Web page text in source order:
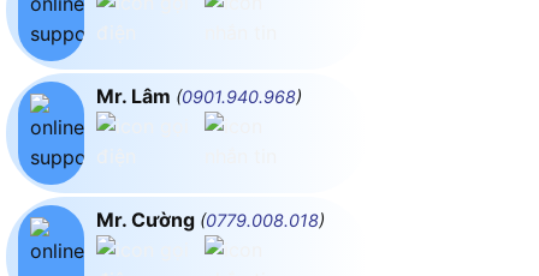
Mr. Lâm (0901.940.968)
Mr. Cường (0779.008.018)